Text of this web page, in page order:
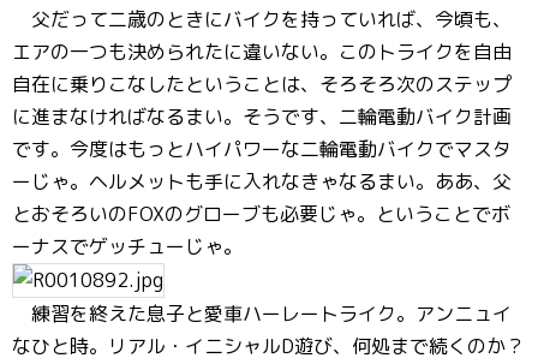
父だって二歳のときにバイクを持っていれば、今頃も、
エアの一つも決められたに違いない。このトライクを自由
自在に乗りこなしたということは、そろそろ次のステップ
に進まなければなるまい。そうです、二輪電動バイク計画
です。今度はもっとハイパワーな二輪電動バイクでマスタ
ーじゃ。ヘルメットも手に入れなきゃなるまい。ああ、父
とおそろいのFOXのグローブも必要じゃ。ということでボ
ーナスでゲッチューじゃ。
練習を終えた息子と愛車ハーレートライク。アンニュイ
なひと時。リアル・イニシャルD遊び、何処まで続くのか？